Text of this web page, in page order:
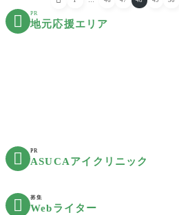
 PR
地元応援エリア
 PR
ASUCAアイクリニック
 募集
Webライター